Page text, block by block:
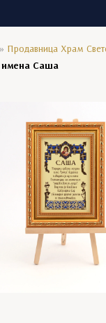
» Продавница Храм
имена Саша